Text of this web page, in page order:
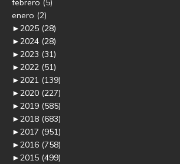
febrero (5)
enero (2)
►2025 (28)
►2024 (28)
►2023 (31)
►2022 (51)
►2021 (139)
►2020 (227)
►2019 (585)
►2018 (683)
►2017 (951)
►2016 (758)
►2015 (499)